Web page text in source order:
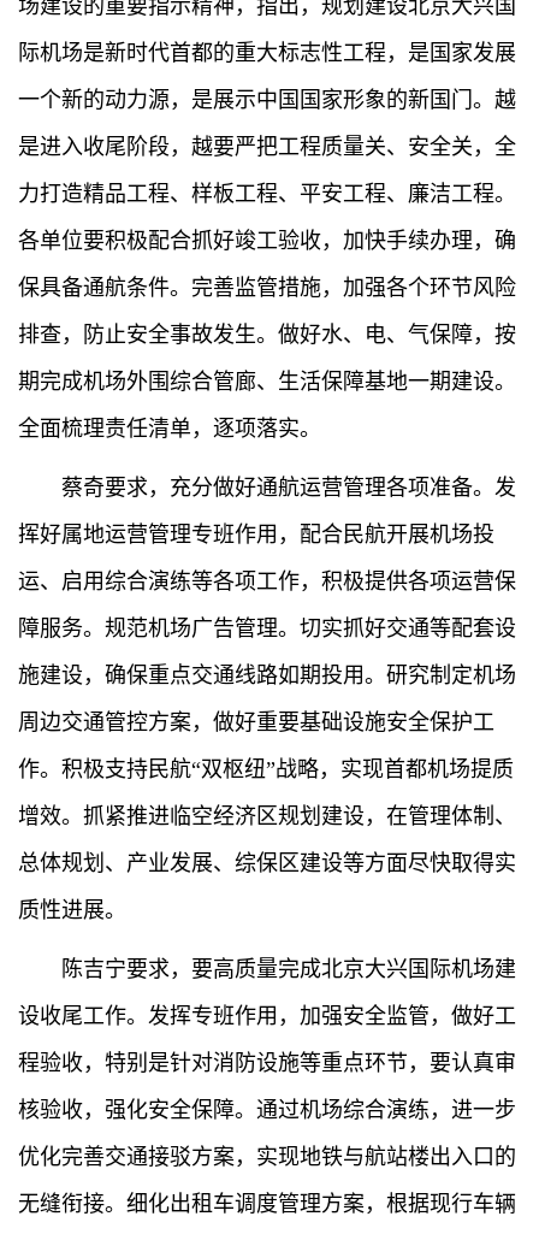
场建设的重要指示精神，指出，规划建设北京大兴国
际机场是新时代首都的重大标志性工程，是国家发展
一个新的动力源，是展示中国国家形象的新国门。越
是进入收尾阶段，越要严把工程质量关、安全关，全
力打造精品工程、样板工程、平安工程、廉洁工程。
各单位要积极配合抓好竣工验收，加快手续办理，确
保具备通航条件。完善监管措施，加强各个环节风险
排查，防止安全事故发生。做好水、电、气保障，按
期完成机场外围综合管廊、生活保障基地一期建设。
全面梳理责任清单，逐项落实。
蔡奇要求，充分做好通航运营管理各项准备。发
挥好属地运营管理专班作用，配合民航开展机场投
运、启用综合演练等各项工作，积极提供各项运营保
障服务。规范机场广告管理。切实抓好交通等配套设
施建设，确保重点交通线路如期投用。研究制定机场
周边交通管控方案，做好重要基础设施安全保护工
作。积极支持民航“双枢纽”战略，实现首都机场提质
增效。抓紧推进临空经济区规划建设，在管理体制、
总体规划、产业发展、综保区建设等方面尽快取得实
质性进展。
陈吉宁要求，要高质量完成北京大兴国际机场建
设收尾工作。发挥专班作用，加强安全监管，做好工
程验收，特别是针对消防设施等重点环节，要认真审
核验收，强化安全保障。通过机场综合演练，进一步
优化完善交通接驳方案，实现地铁与航站楼出入口的
无缝衔接。细化出租车调度管理方案，根据现行车辆